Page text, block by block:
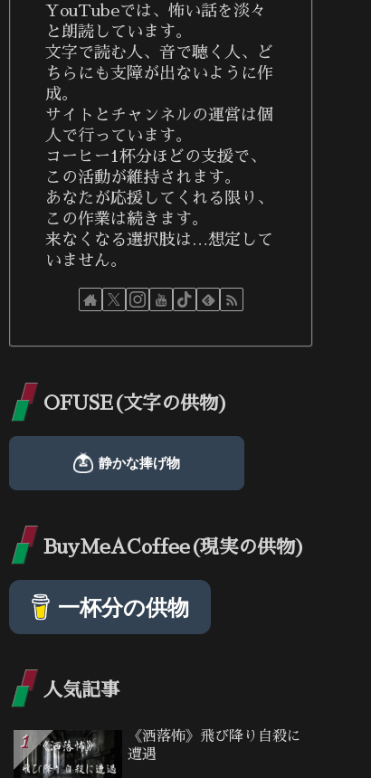
YouTubeでは、怖い話を淡々
と朗読しています。
文字で読む人、音で聴く人、ど
ちらにも支障が出ないように作
成。
サイトとチャンネルの運営は個
人で行っています。
コーヒー1杯分ほどの支援で、
この活動が維持されます。
あなたが応援してくれる限り、
この作業は続きます。
来なくなる選択肢は…想定して
いません。
OFUSE(文字の供物)
BuyMeACoffee(現実の供物)
一杯分の供物
人気記事
《洒落怖》飛び降り自殺に
遭遇